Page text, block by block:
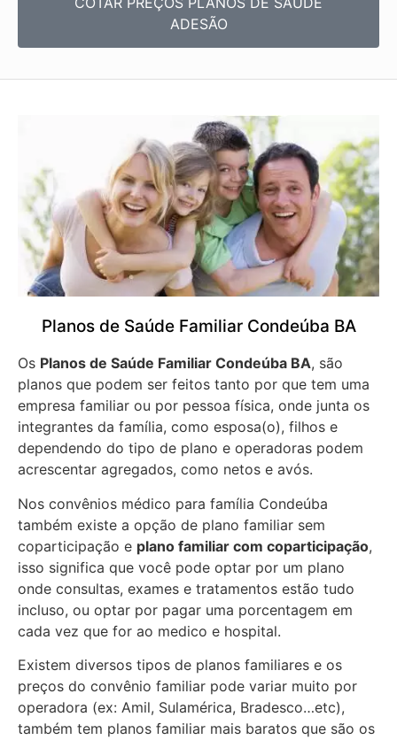
ADESÃO
Planos de Saúde Familiar Condeúba BA
Os Planos de Saúde Familiar Condeúba BA, são
planos que podem ser feitos tanto por que tem uma
empresa familiar ou por pessoa física, onde junta os
integrantes da família, como esposa(o), filhos e
dependendo do tipo de plano e operadoras podem
acrescentar agregados, como netos e avós.
Nos convênios médico para família Condeúba
também existe a opção de plano familiar sem
coparticipação e plano familiar com coparticipação,
isso significa que você pode optar por um plano
onde consultas, exames e tratamentos estão tudo
incluso, ou optar por pagar uma porcentagem em
cada vez que for ao medico e hospital.
Existem diversos tipos de planos familiares e os
preços do convênio familiar pode variar muito por
operadora (ex: Amil, Sulamérica, Bradesco…etc),
também tem planos familiar mais baratos que são os